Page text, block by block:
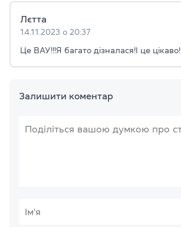
Лєтта
14.11.2023 о 20:37
Це ВАУ!!!Я багато дізналася!І це цікаво!
Залишити коментар